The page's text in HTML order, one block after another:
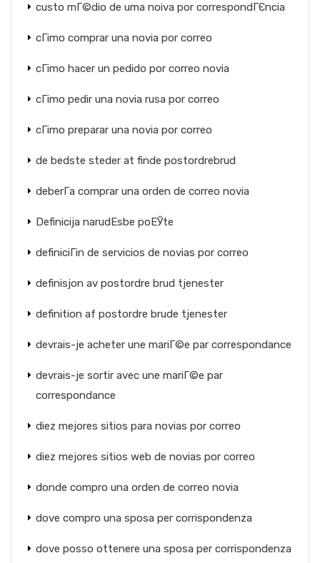
custo mГ©dio de uma noiva por correspondГЄncia
cГіmo comprar una novia por correo
cГіmo hacer un pedido por correo novia
cГіmo pedir una novia rusa por correo
cГіmo preparar una novia por correo
de bedste steder at finde postordrebrud
deberГ­a comprar una orden de correo novia
Definicija narudЕѕbe poЕЎte
definiciГіn de servicios de novias por correo
definisjon av postordre brud tjenester
definition af postordre brude tjenester
devrais-je acheter une mariГ©e par correspondance
devrais-je sortir avec une mariГ©e par
correspondance
diez mejores sitios para novias por correo
diez mejores sitios web de novias por correo
donde compro una orden de correo novia
dove compro una sposa per corrispondenza
dove posso ottenere una sposa per corrispondenza